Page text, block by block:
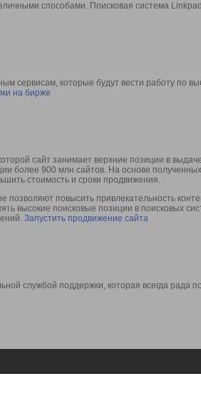
способами. Поисковая система
сервисам, которые будут вести работу по
на бирже
сайт занимает верхние позиции в
более 900 млн сайтов. На основе
стоимость и сроки продвижения.
повысить привлекательность
высокие поисковые позиции в поисковых
Запустить продвижение сайта
службой поддержки, которая всегда